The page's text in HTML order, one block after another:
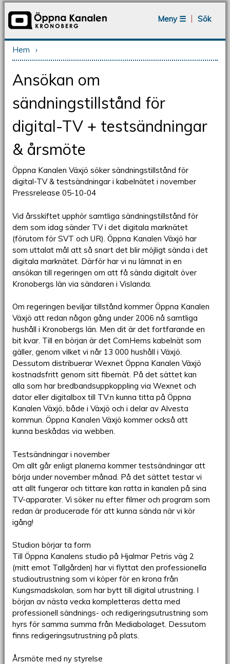
Meny ☰
Sök
Du är här
Hem ›
Ansökan om
sändningstillstånd för
digital-TV + testsändningar
& årsmöte
Öppna Kanalen Växjö söker sändningstillstånd för
digital-TV & testsändningar i kabelnätet i november
Pressrelease 05-10-04
Vid årsskiftet upphör samtliga sändningstillstånd för
dem som idag sänder TV i det digitala marknätet
(förutom för SVT och UR). Öppna Kanalen Växjö har
som uttalat mål att så snart det blir möjligt sända i det
digitala marknätet. Därför har vi nu lämnat in en
ansökan till regeringen om att få sända digitalt över
Kronobergs län via sändaren i Vislanda.
Om regeringen beviljar tillstånd kommer Öppna Kanalen
Växjö att redan någon gång under 2006 nå samtliga
hushåll i Kronobergs län. Men dit är det fortfarande en
bit kvar. Till en början är det ComHems kabelnät som
gäller, genom vilket vi når 13 000 hushåll i Växjö.
Dessutom distribuerar Wexnet Öppna Kanalen Växjö
kostnadsfritt genom sitt fibernät. På det sättet kan
alla som har bredbandsuppkoppling via Wexnet och
dator eller digitalbox till TV:n kunna titta på Öppna
Kanalen Växjö, både i Växjö och i delar av Alvesta
kommun. Öppna Kanalen Växjö kommer också att
kunna beskådas via webben.
Testsändningar i november
Om allt går enligt planerna kommer testsändningar att
börja under november månad. På det sättet testar vi
att allt fungerar och tittare kan ratta in kanalen på sina
TV-apparater. Vi söker nu efter filmer och program som
redan är producerade för att kunna sända när vi kör
igång!
Studion börjar ta form
Till Öppna Kanalens studio på Hjalmar Petris väg 2
(mitt emot Tallgården) har vi flyttat den professionella
studioutrustning som vi köper för en krona från
Kungsmadskolan, som har bytt till digital utrustning. I
början av nästa vecka kompletteras detta med
professionell sändnings- och redigeringsutrustning som
hyrs för samma summa från Mediabolaget. Dessutom
finns redigeringsutrustning på plats.
Årsmöte med ny styrelse